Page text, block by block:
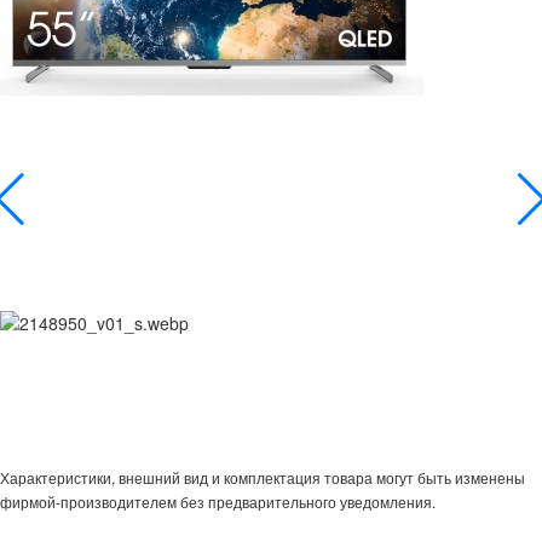
Характеристики, внешний вид и комплектация товара могут быть изменены
фирмой-производителем без предварительного уведомления.